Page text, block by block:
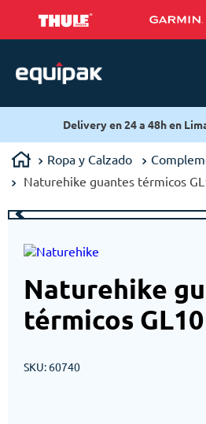
Lima Metropolitana.
Ropa y Calzado
Naturehike guantes térmicos
Naturehike
térmicos
SKU: 60740